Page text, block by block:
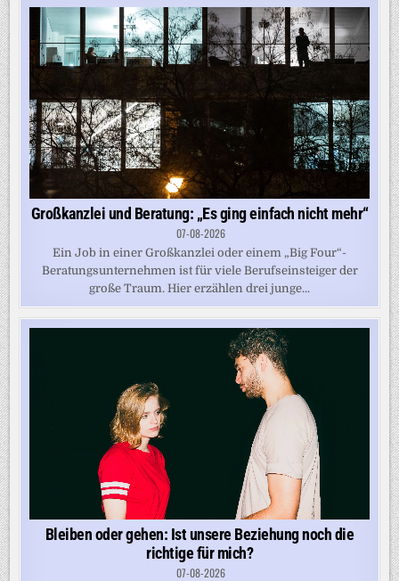
Großkanzlei und Beratung: „Es ging einfach nicht mehr“
07-08-2026
Ein Job in einer Großkanzlei oder einem „Big Four“-
Beratungsunternehmen ist für viele Berufseinsteiger der
große Traum. Hier erzählen drei junge...
Bleiben oder gehen: Ist unsere Beziehung noch die
richtige für mich?
07-08-2026